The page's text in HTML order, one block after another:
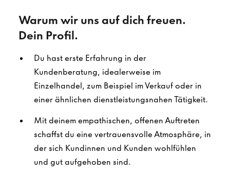
Warum wir uns auf dich freuen.
Dein Profil.
Du hast erste Erfahrung in der
Kundenberatung, idealerweise im
Einzelhandel, zum Beispiel im Verkauf oder in
einer ähnlichen dienstleistungsnahen Tätigkeit.
Mit deinem empathischen, offenen Auftreten
schaffst du eine vertrauensvolle Atmosphäre, in
der sich Kundinnen und Kunden wohlfühlen
und gut aufgehoben sind.